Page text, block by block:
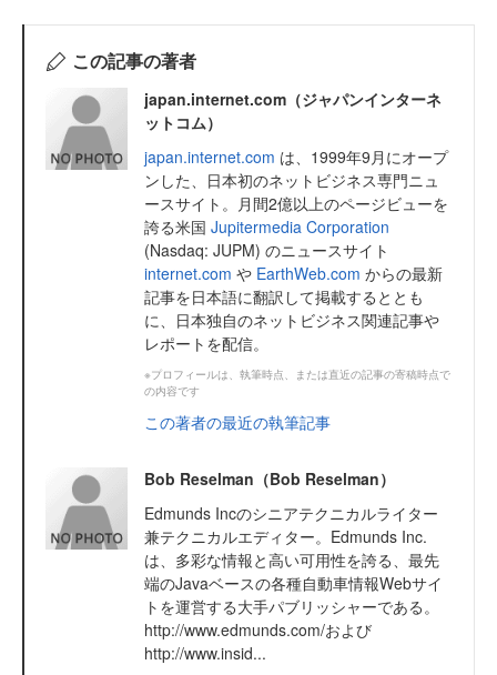
この記事の著者
japan.internet.com（ジャパンインターネ
ットコム）
japan.internet.com は、1999年9月にオープ
ンした、日本初のネットビジネス専門ニュ
ースサイト。月間2億以上のページビューを
誇る米国 Jupitermedia Corporation
(Nasdaq: JUPM) のニュースサイト
internet.com や EarthWeb.com からの最新
記事を日本語に翻訳して掲載するととも
に、日本独自のネットビジネス関連記事や
レポートを配信。
※プロフィールは、執筆時点、または直近の記事の寄稿時点で
の内容です
この著者の最近の執筆記事
Bob Reselman（Bob Reselman）
Edmunds Incのシニアテクニカルライター
兼テクニカルエディター。Edmunds Inc.
は、多彩な情報と高い可用性を誇る、最先
端のJavaベースの各種自動車情報Webサイ
トを運営する大手パブリッシャーである。
http://www.edmunds.com/および
http://www.insid...